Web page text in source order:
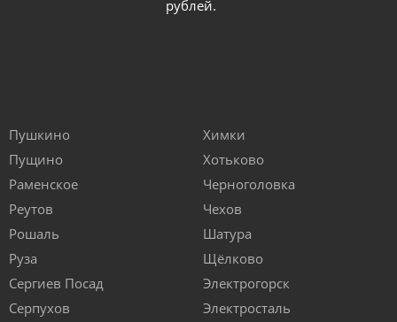
рублей.
Пушкино
Пущино
Раменское
Реутов
Рошаль
Руза
Сергиев Посад
Серпухов
Химки
Хотьково
Черноголовка
Чехов
Шатура
Щёлково
Электрогорск
Электросталь